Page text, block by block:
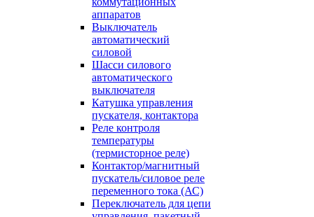
аппаратов
Выключатель
автоматический
силовой
Шасси силового
автоматического
выключателя
Катушка управления
пускателя, контактора
Реле контроля
температуры
(термисторное реле)
Контактор/магнитный
пускатель/силовое реле
переменного тока (АС)
Переключатель для цепи